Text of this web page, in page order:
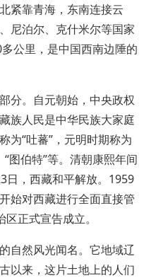
紧靠青海，东南连接云
尼泊尔、克什米尔等国家
公里，是中国西南边陲的
分。自元朝始，中央政权
族人民是中华民族大家庭
为“吐蕃”，元明时期称为
“图伯特”等。清朝康熙年间
日，西藏和平解放。1959
始对西藏进行全面直接管
正式宣告成立。
自然风光闻名。它地域辽
以来，这片土地上的人们